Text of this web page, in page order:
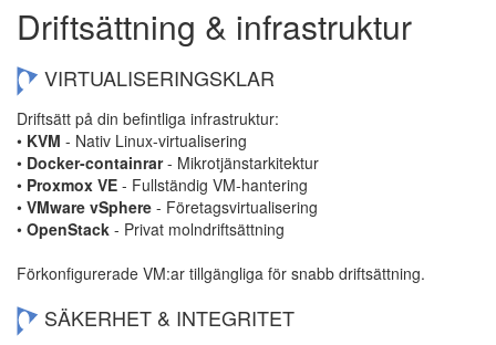
Driftsättning & infrastruktur
VIRTUALISERINGSKLAR
Driftsätt på din befintliga infrastruktur:
• KVM - Nativ Linux-virtualisering
• Docker-containrar- Mikrotjänstarkitektur
• Proxmox VE - Fullständig VM-hantering
• VMware vSphere - Företagsvirtualisering
• OpenStack - Privat molndriftsättning
Förkonfigurerade VM:ar tillgängliga för snabb driftsättning.
SÄKERHET & INTEGRITET